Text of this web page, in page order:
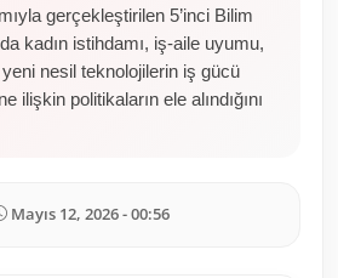
gerçekleştirilen 5’inci Bilim
kadın istihdamı, iş-aile uyumu,
nesil teknolojilerin iş gücü
ilişkin politikaların ele alındığını
Mayıs 12, 2026 - 00:56